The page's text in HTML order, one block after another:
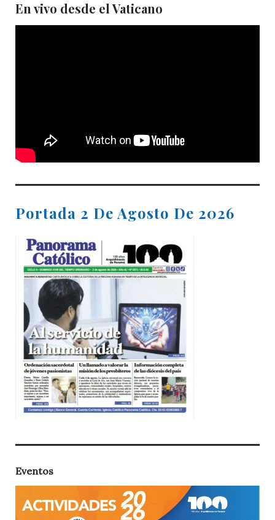
En vivo desde el Vaticano
Portada 2 De Agosto De 2026
Eventos